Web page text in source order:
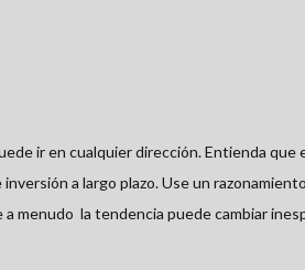
ir en cualquier dirección. Entienda que
a largo plazo. Use un
menudo la tendencia puede cambiar